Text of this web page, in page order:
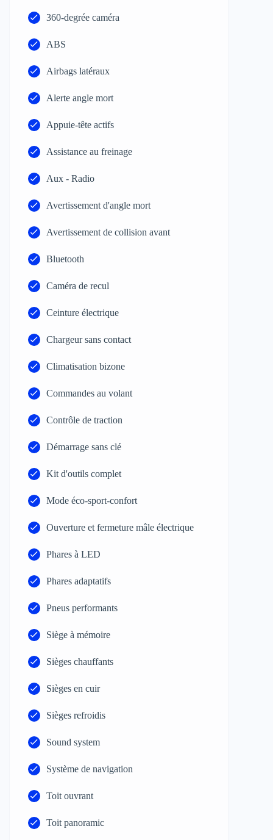
360-degrée caméra
ABS
Airbags latéraux
Alerte angle mort
Appuie-tête actifs
Assistance au freinage
Aux - Radio
Avertissement d'angle mort
Avertissement de collision avant
Bluetooth
Caméra de recul
Ceinture électrique
Chargeur sans contact
Climatisation bizone
Commandes au volant
Contrôle de traction
Démarrage sans clé
Kit d'outils complet
Mode éco-sport-confort
Ouverture et fermeture mâle électrique
Phares à LED
Phares adaptatifs
Pneus performants
Siège à mémoire
Sièges chauffants
Sièges en cuir
Sièges refroidis
Sound system
Système de navigation
Toit ouvrant
Toit panoramic